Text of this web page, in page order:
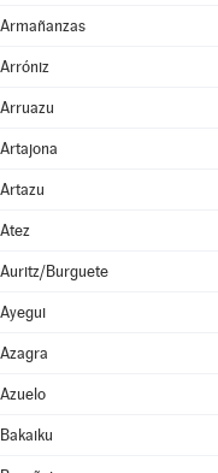
Armañanzas
Arróniz
Arruazu
Artajona
Artazu
Atez
Auritz/Burguete
Ayegui
Azagra
Azuelo
Bakaiku